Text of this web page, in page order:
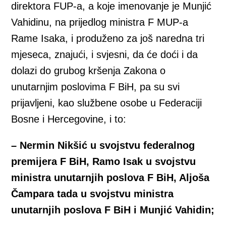
direktora FUP-a, a koje imenovanje je Munjić
Vahidinu, na prijedlog ministra F MUP-a
Rame Isaka, i produženo za još naredna tri
mjeseca, znajući, i svjesni, da će doći i da
dolazi do grubog kršenja Zakona o
unutarnjim poslovima F BiH, pa su svi
prijavljeni, kao službene osobe u Federaciji
Bosne i Hercegovine, i to:
– Nermin Nikšić u svojstvu federalnog
premijera F BiH, Ramo Isak u svojstvu
ministra unutarnjih poslova F BiH, Aljoša
Čampara tada u svojstvu ministra
unutarnjih poslova F BiH i Munjić Vahidin;